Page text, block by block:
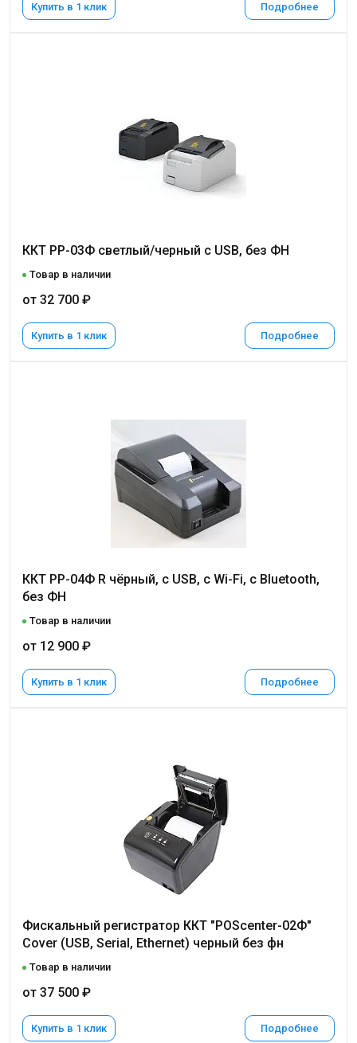
Купить в 1 клик Подробнее
ККТ РР-03Ф светлый/черный с USB, без ФН
Товар в наличии
от 32 700 ₽
Купить в 1 клик Подробнее
ККТ РР-04Ф R чёрный, с USB, c Wi-Fi, с Bluetooth,
без ФН
Товар в наличии
от 12 900 ₽
Купить в 1 клик Подробнее
Фискальный регистратор ККТ "POScenter-02Ф"
Cover (USB, Serial, Ethernet) черный без фн
Товар в наличии
от 37 500 ₽
Купить в 1 клик Подробнее